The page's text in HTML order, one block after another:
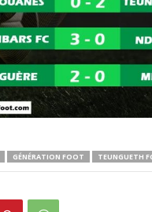
GÉNÉRATION FOOT TEUNGUETH